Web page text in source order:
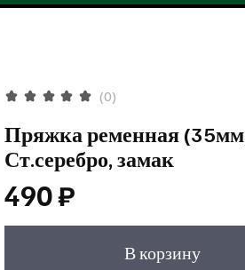
(0)
Пряжка ременная
Ст.серебро, замак
490 ₽
В корзину